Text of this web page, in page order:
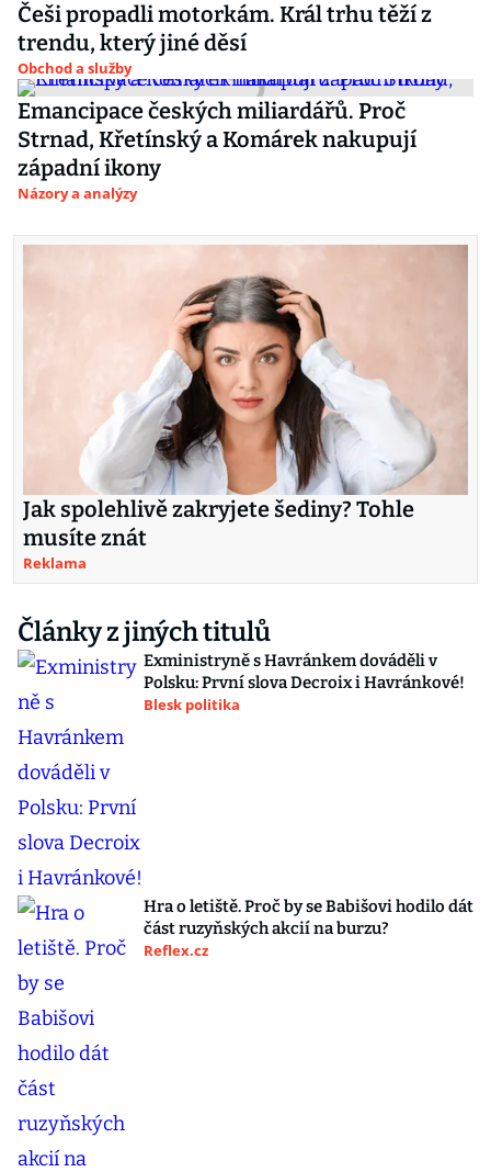
Češi propadli motorkám. Král trhu těží z
trendu, který jiné děsí
Obchod a služby
Emancipace českých miliardářů. Proč
Strnad, Křetínský a Komárek nakupují
západní ikony
Názory a analýzy
Jak spolehlivě zakryjete šediny? Tohle
musíte znát
Reklama
Články z jiných titulů
Exministryně s Havránkem dováděli v
Polsku: První slova Decroix i Havránkové!
Blesk politika
Hra o letiště. Proč by se Babišovi hodilo dát
část ruzyňských akcií na burzu?
Reflex.cz